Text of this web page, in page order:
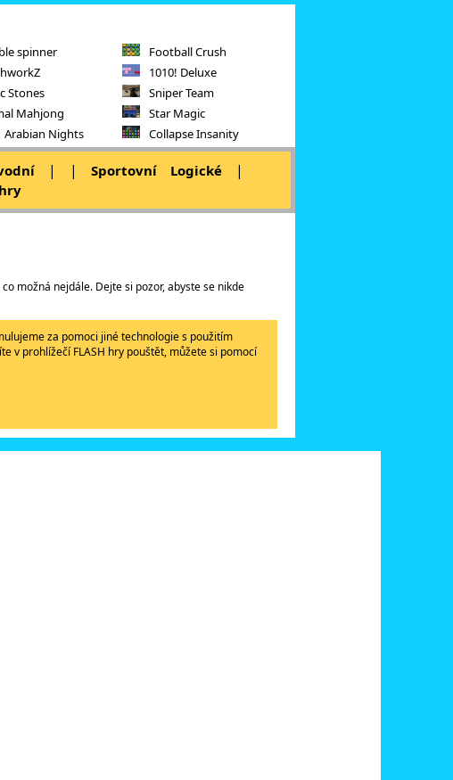
spinner
Stones
Mahjong
Arabian Nights
Football Crush
1010! Deluxe
Sniper Team
Star Magic
Collapse Insanity
| | Sportovní Logické |
možná nejdále. Dejte si pozor, abyste se nikde
za pomoci jiné technologie s použitím
v prohlížečí FLASH hry pouštět, můžete si pomocí